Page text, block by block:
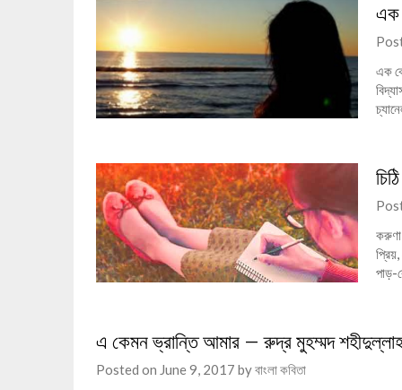
এক
এক
করুণা
পাড়-
এ কেমন ভ্রান্তি আমার – রুদ্র মুহম্মদ
Posted on June 9, 2017 byবাংলা কবিতা